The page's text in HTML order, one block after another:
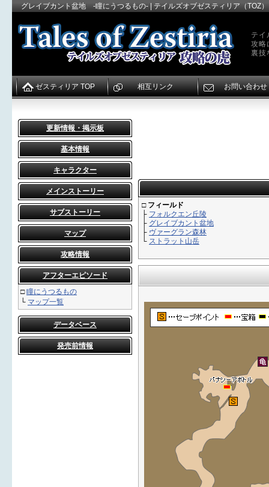
グレイブカント盆地 -瞳にうつるもの- | テイルズオブゼスティリア（TOZ
テイ
攻略
裏技
更新情報・掲示板
基本情報
キャラクター
メインストーリー
サブストーリー
マップ
攻略情報
アフターエピソード
□瞳にうつるもの
└ マップ一覧
データベース
発売前情報
□ フィールド
├ フォルクエン丘陵
├ グレイブカント盆地
├ ヴァーグラン森林
└ ストラット山岳
ゼスティリア TOP 相互リンク お問い合わせ